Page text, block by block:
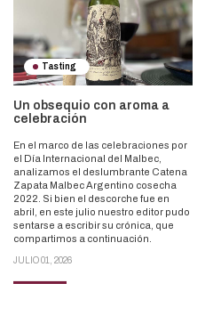
Tasting
Un obsequio con aroma a
celebración
En el marco de las celebraciones por
el Día Internacional del Malbec,
analizamos el deslumbrante Catena
Zapata Malbec Argentino cosecha
2022. Si bien el descorche fue en
abril, en este julio nuestro editor pudo
sentarse a escribir su crónica, que
compartimos a continuación.
JULIO 01, 2026